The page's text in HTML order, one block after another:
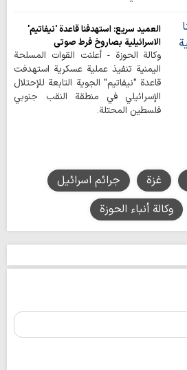
العميد سريع: استهدفنا قاعدة 'نيفاتيم'
الاسرائيلية بصاروخ فرط صوتي
وكالة الحوزة - أعلنت القوات المسلحة
اليمنية تنفيذ عملية عسكرية استهدفت
قاعدة "نيفاتيم" الجوية التابعة للإحتلال
الإسرائيلي في منطقة النقب جنوبي
فلسطين المحتلة.
غزة
جرائم اسرائيل
وكالة أنباء الحوزة